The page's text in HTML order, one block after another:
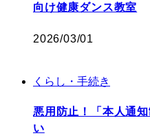
向け健康ダンス教室
2026/03/01
くらし・手続き
悪用防止！「本人通
い